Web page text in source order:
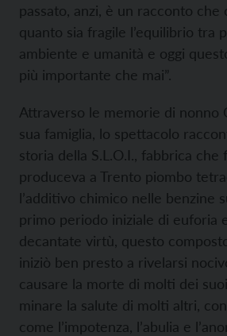
passato, anzi, è un racconto che
quanto sia fragile l’equilibrio tra
ambiente e umanità e oggi
più importante che mai”.
Attraverso le memorie di nonno
sua famiglia, lo spettacolo
storia della S.L.O.I., fabbrica che
produceva a Trento piombo
l’additivo chimico nelle benzine
primo periodo iniziale di euforia
decantate virtù, questo
iniziò ben presto a rivelarsi
causare la morte di molti dei
minare la salute di molti altri,
come l’impotenza, l’abulia e